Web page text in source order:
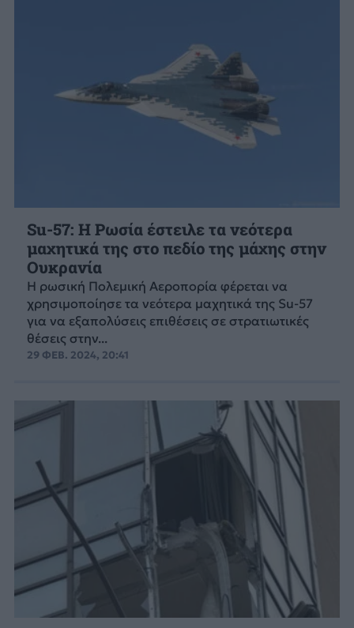
Su-57: H Ρωσία έστειλε τα νεότερα
μαχητικά της στο πεδίο της μάχης στην
Ουκρανία
Η ρωσική Πολεμική Αεροπορία φέρεται να
χρησιμοποίησε τα νεότερα μαχητικά της Su-57
για να εξαπολύσεις επιθέσεις σε στρατιωτικές
θέσεις στην...
29 ΦΕΒ. 2024, 20:41